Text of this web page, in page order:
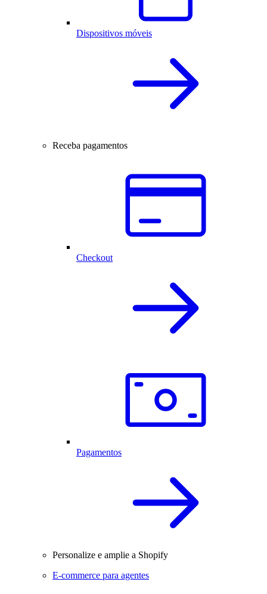
Dispositivos móveis
Receba pagamentos
Checkout
Pagamentos
Personalize e amplie a Shopify
E-commerce para agentes